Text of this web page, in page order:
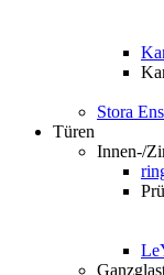
Stora
Türen
Innen-/